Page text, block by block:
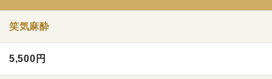
笑気麻酔
5,500円